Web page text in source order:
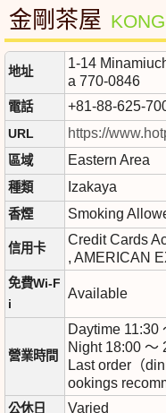
金剛茶屋
地址
1-14
a 770-0846
電話 +81-88-625-
URL https://
區域 Eastern Area
種類 Izakaya
香煙 Smoking
信用卡
Credit Cards
, AMERICAN
免費Wi-F
i
Available
營業時間
Daytime 11:30
Night 18:00 ～
Last order（
ookings
公休日 Varied